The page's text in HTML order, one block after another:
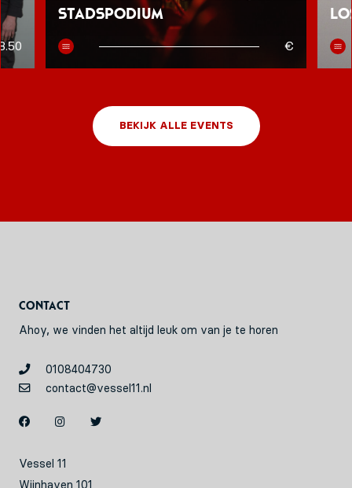
Stadspodium
€
BEKIJK ALLE EVENTS
Contact
Ahoy, we vinden het altijd leuk om van je te horen
0108404730
contact@vessel11.nl
Vessel 11
Wijnhaven 101